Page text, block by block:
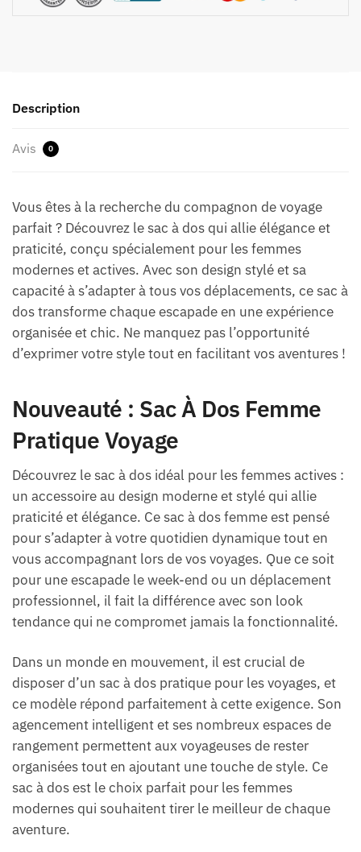
Description
Avis 0
Vous êtes à la recherche du compagnon de voyage
parfait ? Découvrez le sac à dos qui allie élégance et
praticité, conçu spécialement pour les femmes
modernes et actives. Avec son design stylé et sa
capacité à s’adapter à tous vos déplacements, ce sac à
dos transforme chaque escapade en une expérience
organisée et chic. Ne manquez pas l’opportunité
d’exprimer votre style tout en facilitant vos aventures !
Nouveauté : Sac À Dos Femme
Pratique Voyage
Découvrez le sac à dos idéal pour les femmes actives :
un accessoire au design moderne et stylé qui allie
praticité et élégance. Ce sac à dos femme est pensé
pour s’adapter à votre quotidien dynamique tout en
vous accompagnant lors de vos voyages. Que ce soit
pour une escapade le week-end ou un déplacement
professionnel, il fait la différence avec son look
tendance qui ne compromet jamais la fonctionnalité.
Dans un monde en mouvement, il est crucial de
disposer d’un sac à dos pratique pour les voyages, et
ce modèle répond parfaitement à cette exigence. Son
agencement intelligent et ses nombreux espaces de
rangement permettent aux voyageuses de rester
organisées tout en ajoutant une touche de style. Ce
sac à dos est le choix parfait pour les femmes
modernes qui souhaitent tirer le meilleur de chaque
aventure.